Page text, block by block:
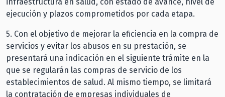
ejecución y plazos comprometidos por cada etapa.
5.⁠ ⁠Con el objetivo de mejorar la eficiencia en la compra de
servicios y evitar los abusos en su prestación, se
presentará una indicación en el siguiente trámite en la
que se regularán las compras de servicio de los
establecimientos de salud. Al mismo tiempo, se limitará
la contratación de empresas individuales de